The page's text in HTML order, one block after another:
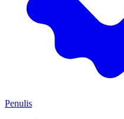
Penulis